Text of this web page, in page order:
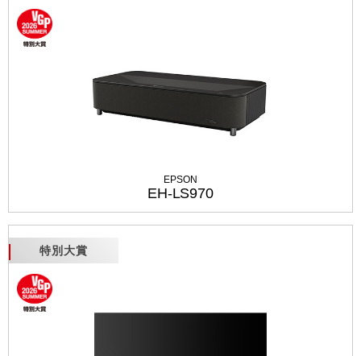
EPSON
EH-LS970
特別大賞